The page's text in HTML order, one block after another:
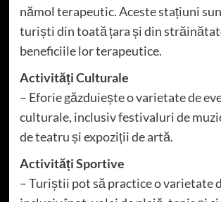
nămol terapeutic. Aceste stațiuni
turiști din toată țara și din
beneficiile lor terapeutice.
Activități Culturale
– Eforie găzduiește o varietate de
culturale, inclusiv festivaluri de
de teatru și expoziții de artă.
Activități Sportive
– Turiștii pot să practice o varietate